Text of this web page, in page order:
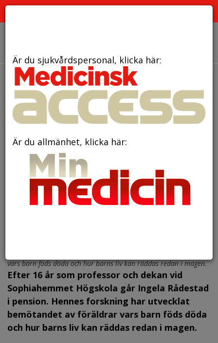
den 1 maj 2026
Hennes forskning har
förändrat den svenska
mödrahälsovården
vars barn föds döda och hur barns liv kan räddas redan i magen.
Efter 16 år som professor och dekan vid
Sophiahemmet Högskola går Ingela Rådestad
i pension. Hennes forskning har utvecklat
bemötandet av föräldrar vars barn föds döda
och hur barns liv kan räddas redan i magen.
Är du sjukvårdspersonal, klicka här:
Är du allmänhet, klicka här: